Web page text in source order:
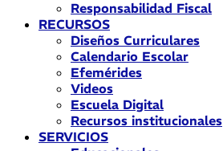
Responsabilidad Fiscal
RECURSOS
Diseños Curriculares
Calendario Escolar
Efemérides
Videos
Escuela Digital
Recursos institucionales
SERVICIOS